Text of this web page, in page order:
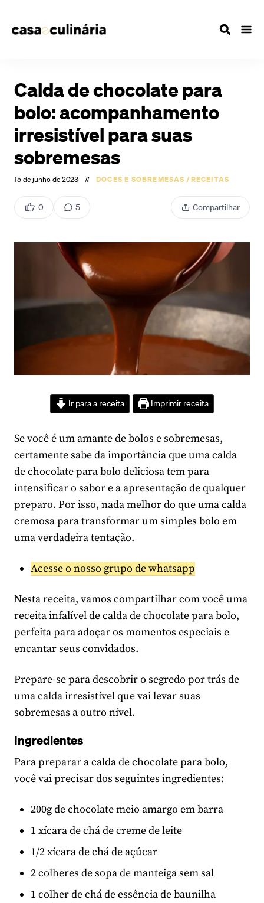
Calda de chocolate para
bolo: acompanhamento
irresistível para suas
sobremesas
15 de junho de 2023 // DOCES E SOBREMESAS /RECEITAS
0 5 Compartilhar
Ir para a receita Imprimir receita
Se você é um amante de bolos e sobremesas,
certamente sabe da importância que uma calda
de chocolate para bolo deliciosa tem para
intensificar o sabor e a apresentação de qualquer
preparo. Por isso, nada melhor do que uma calda
cremosa para transformar um simples bolo em
uma verdadeira tentação.
Acesse o nosso grupo de whatsapp
Nesta receita, vamos compartilhar com você uma
receita infalível de calda de chocolate para bolo,
perfeita para adoçar os momentos especiais e
encantar seus convidados.
Prepare-se para descobrir o segredo por trás de
uma calda irresistível que vai levar suas
sobremesas a outro nível.
Ingredientes
Para preparar a calda de chocolate para bolo,
você vai precisar dos seguintes ingredientes:
200g de chocolate meio amargo em barra
1 xícara de chá de creme de leite
1/2 xícara de chá de açúcar
2 colheres de sopa de manteiga sem sal
1 colher de chá de essência de baunilha